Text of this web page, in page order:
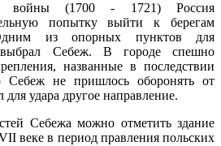
войны (1700 - 1721) Россия
попытку выйти к берегам
из опорных пунктов для
Себеж. В городе спешно
названные в последствии
не пришлось оборонять от
удара другое направление.
Себежа можно отметить здание
веке в период правления польских